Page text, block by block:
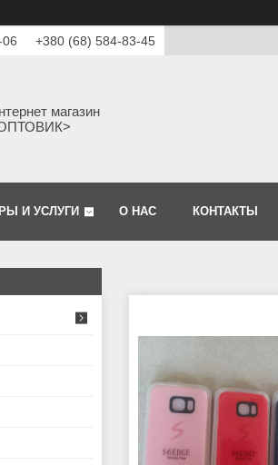
+380 (68) 584-83-45
магазин
И УСЛУГИ О НАС КОНТАКТЫ